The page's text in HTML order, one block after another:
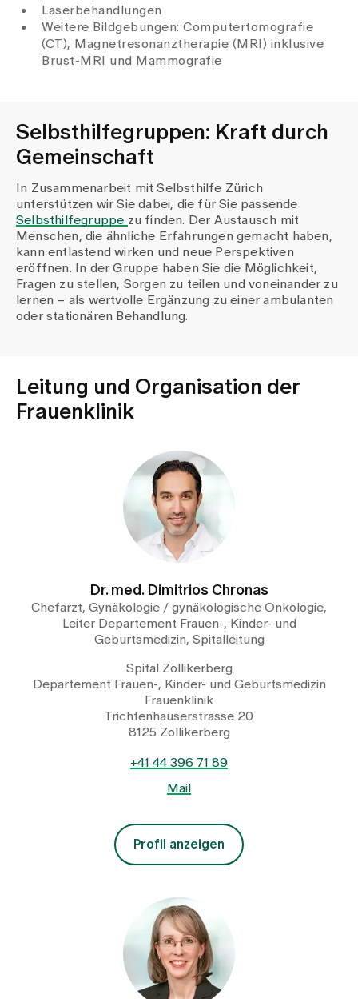
Laserbehandlungen
Weitere Bildgebungen: Computertomografie
(CT), Magnetresonanztherapie (MRI) inklusive
Brust-MRI und Mammografie
Selbsthilfegruppen: Kraft durch
Gemeinschaft
In Zusammenarbeit mit Selbsthilfe Zürich
unterstützen wir Sie dabei, die für Sie passende
Selbsthilfegruppe zu finden. Der Austausch mit
Menschen, die ähnliche Erfahrungen gemacht haben,
kann entlastend wirken und neue Perspektiven
eröffnen. In der Gruppe haben Sie die Möglichkeit,
Fragen zu stellen, Sorgen zu teilen und voneinander zu
lernen – als wertvolle Ergänzung zu einer ambulanten
oder stationären Behandlung.
Leitung und Organisation der
Frauenklinik
Dr. med. Dimitrios Chronas
Chefarzt, Gynäkologie / gynäkologische Onkologie,
Leiter Departement Frauen-, Kinder- und
Geburtsmedizin, Spitalleitung
Spital Zollikerberg
Departement Frauen-, Kinder- und Geburtsmedizin
Frauenklinik
Trichtenhauserstrasse 20
8125 Zollikerberg
+41 44 396 71 89
Mail
Profil anzeigen